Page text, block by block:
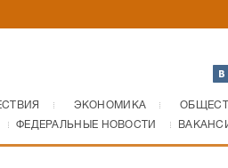
ЭКОНОМИКА
ФЕДЕРАЛЬНЫЕ НОВОСТИ